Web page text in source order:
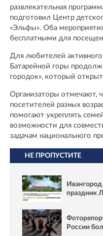
развлекательная
подготовил Центр
«Эльфы». Оба
бесплатными для
Для любителей
Батарейной горы
городок», который
Организаторы отмечают,
посетителей разных
помогают укреплять
возможности для
задачам национального
НЕ ПРОПУСТИТЕ
Ивангород
праздник
России